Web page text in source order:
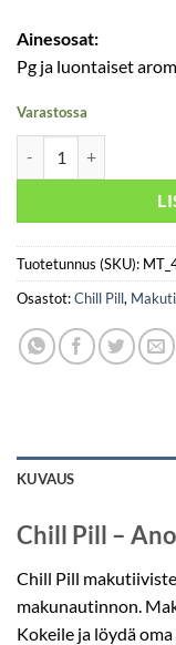
Ainesosat:
Pg ja luontaiset
Varastossa
Tuotetunnus (SKU):
Osastot:Chill Pill,
KUVAUS
Chill Pill –
Chill Pill
makunautinnon.
Kokeile ja löydä